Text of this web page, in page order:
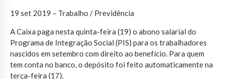
19 set 2019 – Trabalho / Previdência
A Caixa paga nesta quinta-feira (19) o abono salarial do
Programa de Integração Social (PIS) para os trabalhadores
nascidos em setembro com direito ao benefício. Para quem
tem conta no banco, o depósito foi feito automaticamente na
terça-feira (17).